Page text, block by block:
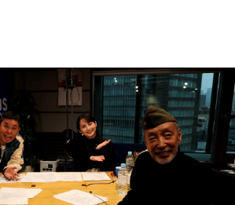
ッズ